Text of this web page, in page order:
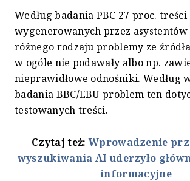
Według badania PBC 27 proc. treści
wygenerowanych przez asystentów
różnego rodzaju problemy ze
w ogóle nie podawały albo np.
nieprawidłowe odnośniki. Według
badania BBC/EBU problem ten
testowanych treści.
Czytaj też:Wprowadzenie
wyszukiwania AI uderzyło
informacyjne